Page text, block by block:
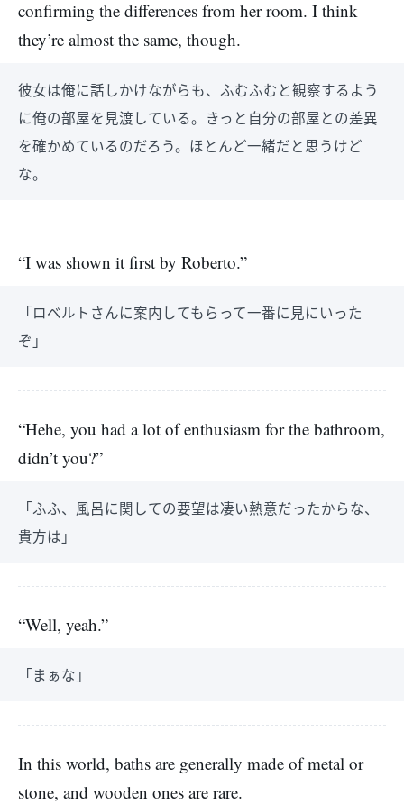
confirming the differences from her room. I think
they’re almost the same, though.
彼女は俺に話しかけながらも、ふむふむと観察するよう
に俺の部屋を見渡している。きっと自分の部屋との差異
を確かめているのだろう。ほとんど一緒だと思うけど
な。
“I was shown it first by Roberto.”
「ロベルトさんに案内してもらって一番に見にいった
ぞ」
“Hehe, you had a lot of enthusiasm for the bathroom,
didn’t you?”
「ふふ、風呂に関しての要望は凄い熱意だったからな、
貴方は」
“Well, yeah.”
「まぁな」
In this world, baths are generally made of metal or
stone, and wooden ones are rare.